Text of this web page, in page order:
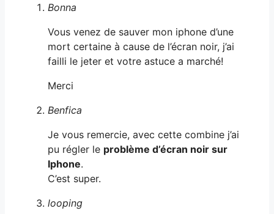
Bonna
Vous venez de sauver mon iphone d’une
mort certaine à cause de l’écran noir, j’ai
failli le jeter et votre astuce a marché!
Merci
Benfica
Je vous remercie, avec cette combine j’ai
pu régler le problème d’écran noir sur
Iphone.
C’est super.
looping